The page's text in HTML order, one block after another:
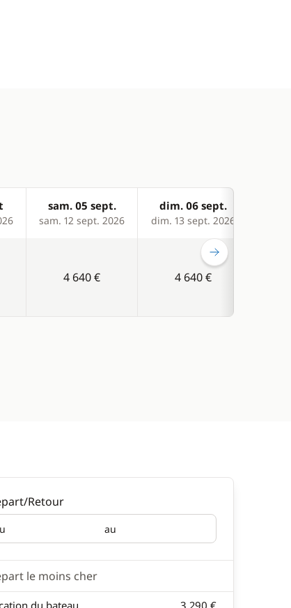
sam. 05 sept.
sam. 12 sept. 2026
dim. 06 sept.
dim. 13 sept. 2026
4 640 € 4 640 €
Retour
au
Retour
le moins cher
du bateau 3 290 €